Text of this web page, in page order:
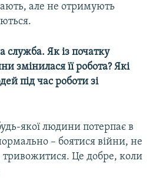
але не отримують
служба. Як із початку
змінилася її робота? Які
під час роботи зі
якої людини потерпає в
– боятися війни, не
тривожитися. Це добре, коли